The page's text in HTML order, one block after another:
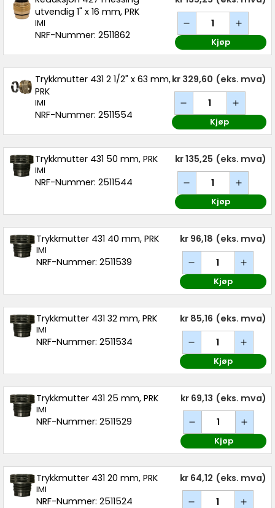
utvendig 1" x 16 mm, PRK
IMI
NRF-Nummer: 2511862
Kjøp
Trykkmutter 431 2 1/2" x 63 mm,
PRK
IMI
NRF-Nummer: 2511554
kr 329,60 (eks. mva)
Kjøp
Trykkmutter 431 50 mm, PRK
IMI
NRF-Nummer: 2511544
kr 135,25 (eks. mva)
Kjøp
Trykkmutter 431 40 mm, PRK
IMI
NRF-Nummer: 2511539
kr 96,18 (eks. mva)
Kjøp
Trykkmutter 431 32 mm, PRK
IMI
NRF-Nummer: 2511534
kr 85,16 (eks. mva)
Kjøp
Trykkmutter 431 25 mm, PRK
IMI
NRF-Nummer: 2511529
kr 69,13 (eks. mva)
Kjøp
Trykkmutter 431 20 mm, PRK
IMI
NRF-Nummer: 2511524
kr 64,12 (eks. mva)